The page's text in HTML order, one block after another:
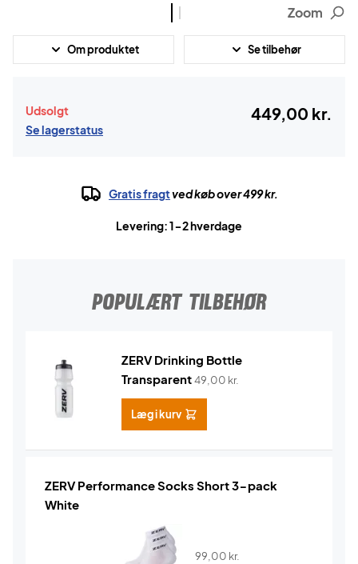
Zoom
Om produktet Se tilbehør
Udsolgt
Se lagerstatus
449,00 kr.
Gratis fragtved køb over 499 kr.
Levering: 1-2 hverdage
POPULÆRT TILBEHØR
ZERV Drinking Bottle
Transparent49,00 kr.
Læg i kurv
ZERV Performance Socks Short 3-pack
White
99,00 kr.